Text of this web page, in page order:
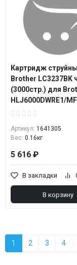
Картридж
Brother LC3237BK
(3000стр.) для
HLJ6000DWRE1/
Артикул: 1641305
Вес: 0.16кг
5 616 ₽
В закладки
В корзину
1 2 3 4